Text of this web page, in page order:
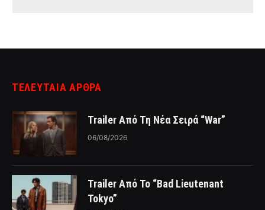
ΤΕΛΕΥΤΑΙΑ ΑΡΘΡΑ
Trailer Από Τη Νέα Σειρά “War”
06/08/2026
Trailer Από Το “Bad Lieutenant
Tokyo”